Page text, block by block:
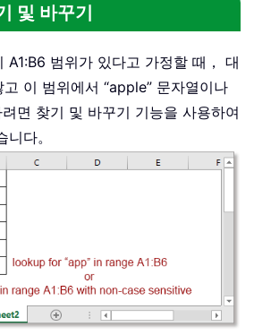
및 바꾸기
A1:B6 범위가 있다고 가정할 때， 대
이 범위에서 “apple” 문자열이나
면 찾기 및 바꾸기 기능을 사용하여
다。